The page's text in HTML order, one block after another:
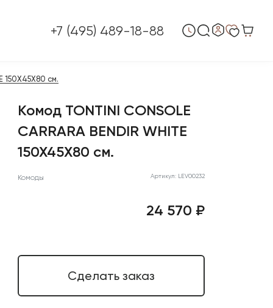
+7 (495) 489-18-88
150X45X80 см.
Комод TONTINI CONSOLE
CARRARA BENDIR WHITE
150X45X80 см.
Комоды Артикул: LEV00232
24 570 ₽
Сделать заказ